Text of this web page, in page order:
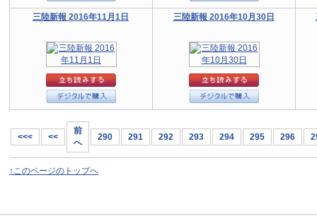
三陸新報 2016年11月1日 三陸新報 2016年10月30日
<<< <<
前
へ
290 291 292 293 294 295 296
↑このページのトップへ